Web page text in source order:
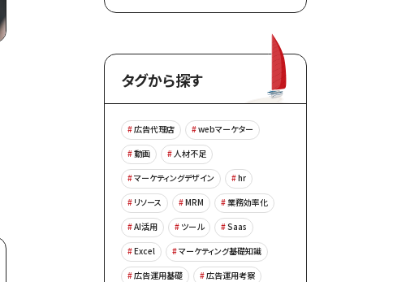
タグから探す
広告代理店
webマーケター
動画
人材不足
マーケティングデザイン
hr
リソース
MRM
業務効率化
AI活用
ツール
Saas
Excel
マーケティング基礎知識
広告運用基礎
広告運用考察